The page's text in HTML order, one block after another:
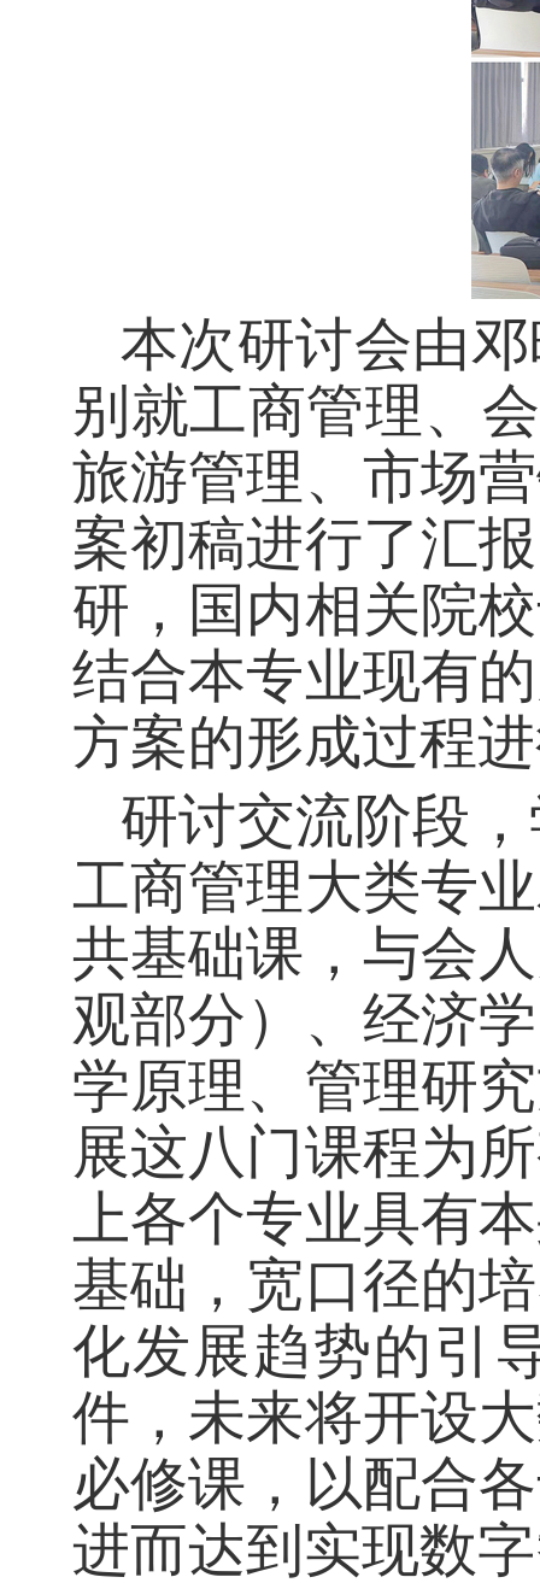
本次研讨会由
别就工商管理、
旅游管理、市场
案初稿进行了汇
研，国内相关院
结合本专业现有
方案的形成过程
研讨交流阶段
工商管理大类专
共基础课，与会
观部分）、经济
学原理、管理研
展这八门课程为
上各个专业具有
基础，宽口径的
化发展趋势的引
件，未来将开设
必修课，以配合
进而达到实现数